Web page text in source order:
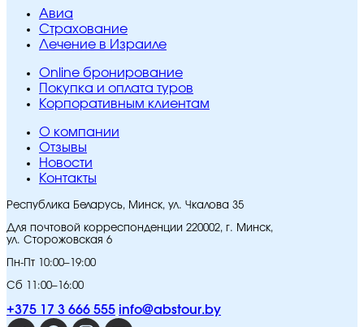
Авиа
Страхование
Лечение в Израиле
Online бронирование
Покупка и оплата туров
Корпоративным клиентам
O компании
Отзывы
Новости
Контакты
Республика Беларусь, Минск, ул. Чкалова 35
Для почтовой корреспонденции 220002, г. Минск,
ул. Сторожовская 6
Пн-Пт 10:00–19:00
Сб 11:00–16:00
+375 17 3 666 555 info@abstour.by